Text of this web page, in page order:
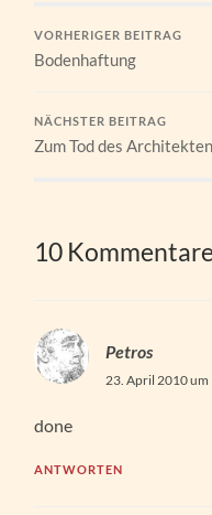
VORHERIGER BEITRAG
Bodenhaftung
NÄCHSTER BEITRAG
Zum Tod des
10 Kommentare
Petros
23. April 2010
done
ANTWORTEN